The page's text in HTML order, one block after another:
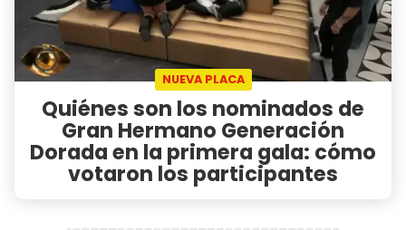
NUEVA PLACA
Quiénes son los nominados de
Gran Hermano Generación
Dorada en la primera gala: cómo
votaron los participantes